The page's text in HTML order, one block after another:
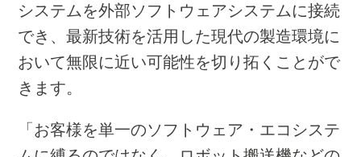
システムを外部ソフトウェアシステムに接続
でき、最新技術を活用した現代の製造環境に
おいて無限に近い可能性を切り拓くことがで
きます。
「お客様を単一のソフトウェア・エコシステ